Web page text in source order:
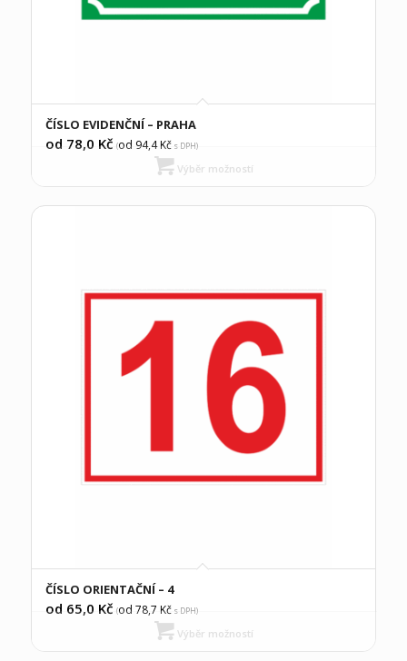
ČÍSLO EVIDENČNÍ – PRAHA
od 78,0 Kč (od 94,4Kčs DPH)
Výběr možností
ČÍSLO ORIENTAČNÍ – 4
od 65,0 Kč (od 78,7 Kčs DPH)
Výběr možností